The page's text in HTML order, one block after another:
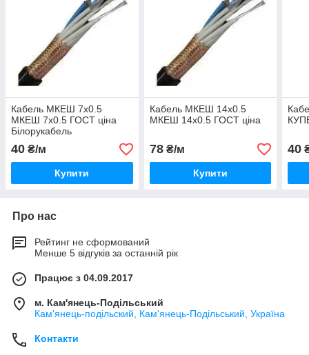
Кабель МКЕШ 7х0.5
МКЕШ 7х0.5 ГОСТ ціна
Білорукабель
40 ₴/м
Купити
Кабель МКЕШ 14х0.5
МКЕШ 14х0.5 ГОСТ ціна
78₴/м
Купити
40
Про нас
Рейтинг не сформований
Менше 5 відгуків за останній рік
Працює з 04.09.2017
м. Кам'янець-Подільський
Кам'янець-подільский, Кам'янець-Подільський, Україна
Контакти